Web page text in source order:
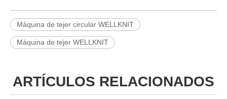
Máquina de tejer circular WELLKNIT
Máquina de tejer WELLKNIT
ARTÍCULOS RELACIONADOS